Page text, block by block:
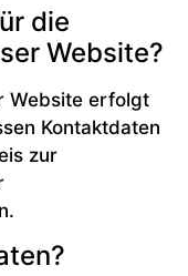
die
Website?
Website erfolgt
Kontaktdaten
zur